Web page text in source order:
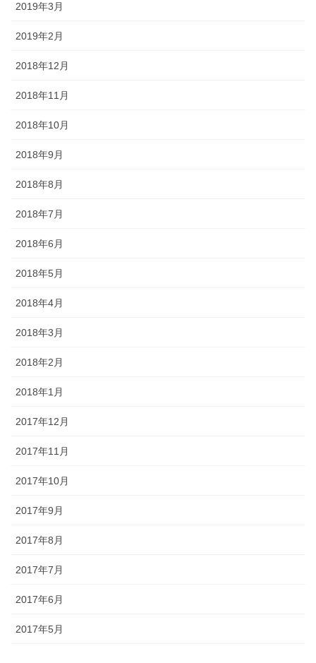
2019年3月
2019年2月
2018年12月
2018年11月
2018年10月
2018年9月
2018年8月
2018年7月
2018年6月
2018年5月
2018年4月
2018年3月
2018年2月
2018年1月
2017年12月
2017年11月
2017年10月
2017年9月
2017年8月
2017年7月
2017年6月
2017年5月